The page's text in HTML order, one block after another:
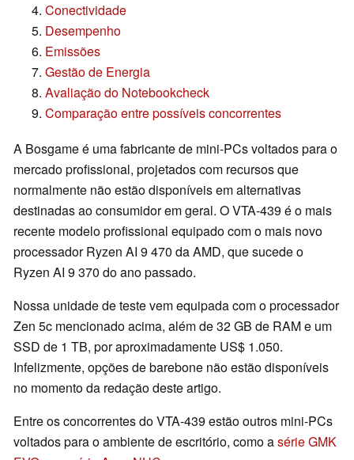
Conectividade
Desempenho
Emissões
Gestão de Energia
Avaliação do Notebookcheck
Comparação entre possíveis concorrentes
A Bosgame é uma fabricante de mini-PCs voltados para o
mercado profissional, projetados com recursos que
normalmente não estão disponíveis em alternativas
destinadas ao consumidor em geral. O VTA-439 é o mais
recente modelo profissional equipado com o mais novo
processador Ryzen AI 9 470 da AMD, que sucede o
Ryzen AI 9 370 do ano passado.
Nossa unidade de teste vem equipada com o processador
Zen 5c mencionado acima, além de 32 GB de RAM e um
SSD de 1 TB, por aproximadamente US$ 1.050.
Infelizmente, opções de barebone não estão disponíveis
no momento da redação deste artigo.
Entre os concorrentes do VTA-439 estão outros mini-PCs
voltados para o ambiente de escritório, como asérie GMK